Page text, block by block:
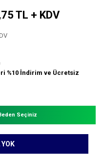
TL + KDV
%10 İndirim ve Ücretsiz
Seçiniz